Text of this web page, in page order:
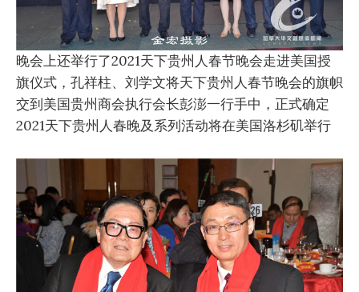
晚会上还举行了2021天下贵州人春节晚会走进美国授
旗仪式，孔祥柱、刘学文将天下贵州人春节晚会的旗帜
交到美国贵州商会执行会长彭澎一行手中，正式确定
2021天下贵州人春晚及系列活动将在美国洛杉矶举行